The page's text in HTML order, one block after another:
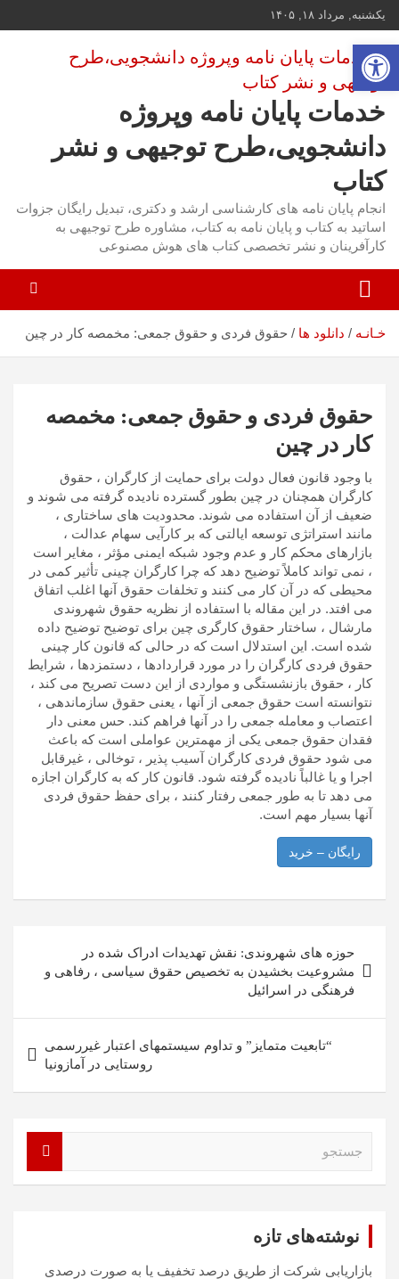
بروید
یکشنبه, مرداد ۱۸, ۱۴۰۵
خدمات پایان نامه وپروژه
دانشجویی،طرح توجیهی و نشر
کتاب
انجام پایان نامه های کارشناسی ارشد و دکتری، تبدیل رایگان جزوات
اساتید به کتاب و پایان نامه به کتاب، مشاوره طرح توجیهی به
کارآفرینان و نشر تخصصی کتاب های هوش مصنوعی
خـانـه دانلود ها حقوق فردی و حقوق جمعی: مخمصه کار در چین
حقوق فردی و حقوق جمعی: مخمصه
کار در چین
با وجود قانون فعال دولت برای حمایت از کارگران ، حقوق
کارگران همچنان در چین بطور گسترده نادیده گرفته می شوند و
ضعیف از آن استفاده می شوند. محدودیت های ساختاری ،
مانند استراتژی توسعه ایالتی که بر کارآیی سهام عدالت ،
بازارهای محکم کار و عدم وجود شبکه ایمنی مؤثر ، مغایر است
، نمی تواند کاملاً توضیح دهد که چرا کارگران چینی تأثیر کمی در
محیطی که در آن کار می کنند و تخلفات حقوق آنها اغلب اتفاق
می افتد. در این مقاله با استفاده از نظریه حقوق شهروندی
مارشال ، ساختار حقوق کارگری چین برای توضیح توضیح داده
شده است. این استدلال است که در حالی که قانون کار چینی
حقوق فردی کارگران را در مورد قراردادها ، دستمزدها ، شرایط
کار ، حقوق بازنشستگی و مواردی از این دست تصریح می کند ،
نتوانسته است حقوق جمعی از آنها ، یعنی حقوق سازماندهی ،
اعتصاب و معامله جمعی را در آنها فراهم کند. حس معنی دار
فقدان حقوق جمعی یکی از مهمترین عواملی است که باعث
می شود حقوق فردی کارگران آسیب پذیر ، توخالی ، غیرقابل
اجرا و یا غالباً نادیده گرفته شود. قانون کار که به کارگران اجازه
می دهد تا به طور جمعی رفتار کنند ، برای حفظ حقوق فردی
آنها بسیار مهم است.
رایگان – خرید
نوشته
حوزه های شهروندی: نقش تهدیدات ادراک شده در
مشروعیت بخشیدن به تخصیص حقوق سیاسی ، رفاهی و
فرهنگی در اسرائیل
“تابعیت متمایز” و تداوم سیستمهای اعتبار غیررسمی
روستایی در آمازونیا
نوشته‌های تازه
بازاریابی شرکت از طریق درصد تخفیف یا به صورت درصدی
باز کردن نوار ابزار